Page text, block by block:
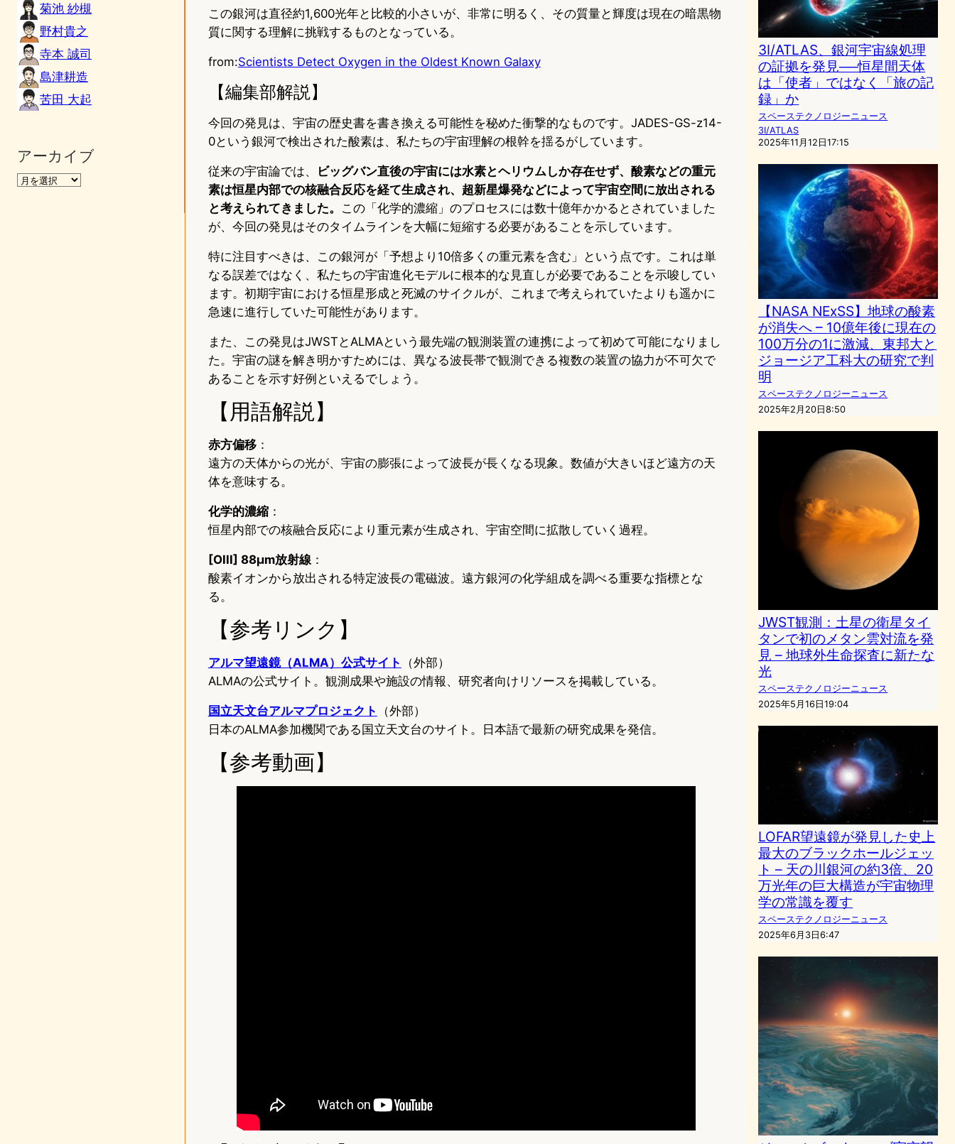
菊池 紗槻
野村貴之
寺本 誠司
島津耕造
苦田 大起
アーカイブ
この銀河は直径約1,600光年と比較的小さいが、非常に明るく、その質量と輝度は現在の暗黒物
質に関する理解に挑戦するものとなっている。
from:Scientists Detect Oxygen in the Oldest Known Galaxy
【編集部解説】
今回の発見は、宇宙の歴史書を書き換える可能性を秘めた衝撃的なものです。JADES-GS-z14-
0という銀河で検出された酸素は、私たちの宇宙理解の根幹を揺るがしています。
従来の宇宙論では、
ビッグバン直後の宇宙には水素とヘリウムしか存在せず、酸素などの重元
素は恒星内部での核融合反応を経て生成され、超新星爆発などによって宇宙空間に放出される
と考えられてきました。
この「化学的濃縮」のプロセスには数十億年かかるとされていました
が、今回の発見はそのタイムラインを大幅に短縮する必要があることを示しています。
特に注目すべきは、この銀河が「予想より10倍多くの重元素を含む」という点です。これは単
なる誤差ではなく、私たちの宇宙進化モデルに根本的な見直しが必要であることを示唆してい
ます。初期宇宙における恒星形成と死滅のサイクルが、これまで考えられていたよりも遥かに
急速に進行していた可能性があります。
また、この発見はJWSTとALMAという最先端の観測装置の連携によって初めて可能になりまし
た。宇宙の謎を解き明かすためには、異なる波長帯で観測できる複数の装置の協力が不可欠で
あることを示す好例といえるでしょう。
【用語解説】
赤方偏移：
遠方の天体からの光が、宇宙の膨張によって波長が長くなる現象。数値が大きいほど遠方の天
体を意味する。
化学的濃縮：
恒星内部での核融合反応により重元素が生成され、宇宙空間に拡散していく過程。
[OIII] 88μm放射線 ：
酸素イオンから放出される特定波長の電磁波。遠方銀河の化学組成を調べる重要な指標とな
る。
【参考リンク】
アルマ望遠鏡（ALMA）公式サイト
（外部）
ALMAの公式サイト。観測成果や施設の情報、研究者向けリソースを掲載している。
国立天文台アルマプロジェクト
（外部）
日本のALMA参加機関である国立天文台のサイト。日本語で最新の研究成果を発信。
【参考動画】
3I/ATLAS、銀河宇宙線処理
の証拠を発見──恒星間天体
は「使者」ではなく「旅の記
録」か
スペーステクノロジーニュース
3I/ATLAS
2025年11月12日17:15
【NASA NExSS】地球の酸素
が消失へ – 10億年後に現在の
100万分の1に激減、東邦大と
ジョージア工科大の研究で判
明
スペーステクノロジーニュース
2025年2月20日8:50
JWST観測：土星の衛星タイ
タンで初のメタン雲対流を発
見 – 地球外生命探査に新たな
光
スペーステクノロジーニュース
2025年5月16日19:04
LOFAR望遠鏡が発見した史上
最大のブラックホールジェッ
ト – 天の川銀河の約3倍、20
万光年の巨大構造が宇宙物理
学の常識を覆す
スペーステクノロジーニュース
2025年6月3日6:47